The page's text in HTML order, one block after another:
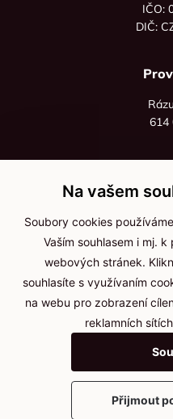
IČO:
DIČ:
614
+420
Po -
Ochrana
Na vašem
Soubory cookies
Vaším souhlasem i mj.
webových stránek.
souhlasíte s využívaním
na webu pro zobrazení
reklamních
Přijmout